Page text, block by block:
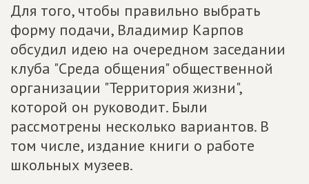
Для того, чтобы правильно выбрать
форму подачи, Владимир Карпов
обсудил идею на очередном заседании
клуба "Среда общения" общественной
организации "Территория жизни",
которой он руководит. Были
рассмотрены несколько вариантов. В
том числе, издание книги о работе
школьных музеев.